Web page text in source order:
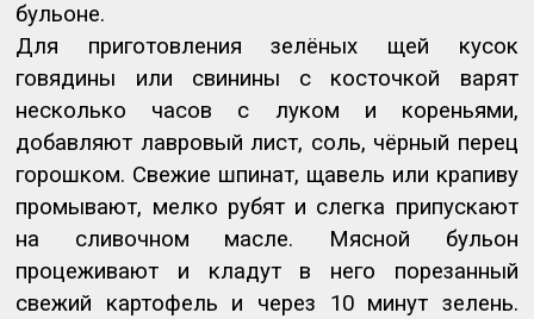
бульоне.
Для приготовления зелёных щей кусок
говядины или свинины с косточкой варят
несколько часов с луком и кореньями,
добавляют лавровый лист, соль, чёрный перец
горошком. Свежие шпинат, щавель или крапиву
промывают, мелко рубят и слегка припускают
на сливочном масле. Мясной бульон
процеживают и кладут в него порезанный
свежий картофель и через 10 минут зелень.